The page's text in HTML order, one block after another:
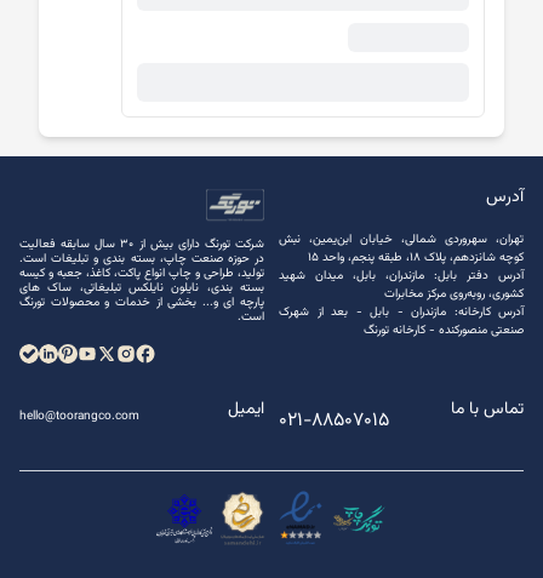
آدرس
تهران، سهروردی شمالی، خیابان ابن‌یمین، نبش
کوچه شانزدهم، پلاک ۱۸، طبقه پنجم، واحد ۱۵
آدرس دفتر بابل: مازندران، بابل، میدان شهید
کشوری، روبه‌روی مرکز مخابرات
آدرس کارخانه: مازندران - بابل - بعد از شهرک
صنعتی منصور‌کنده - کارخانه تورنگ
شرکت تورنگ دارای بیش از 30 سال سابقه فعالیت
در حوزه صنعت چاپ، بسته ‌بندی و تبلیغات است.
تولید، طراحی و چاپ انواع پاکت، کاغذ، جعبه و کیسه
بسته ‌بندی، نایلون نایلکس تبلیغاتی، ساک های
پارچه ‌ای و... بخشی از خدمات و محصولات تورنگ
است.
تماس با ما 021-88507015 ایمیل hello@toorangco.com